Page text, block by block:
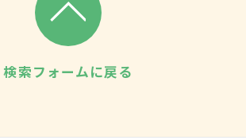
検索フォームに戻る